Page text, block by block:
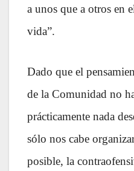
a unos que a otros en
vida”.
Dado que el
de la Comunidad no
prácticamente nada
sólo nos cabe
posible, la